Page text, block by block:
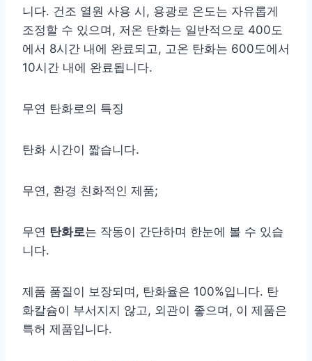
니다. 건조 열원 사용 시, 용광로 온도는 자유롭게
조정할 수 있으며, 저온 탄화는 일반적으로 400도
에서 8시간 내에 완료되고, 고온 탄화는 600도에서
10시간 내에 완료됩니다.
무연 탄화로의 특징
탄화 시간이 짧습니다.
무연, 환경 친화적인 제품;
무연 탄화로는 작동이 간단하며 한눈에 볼 수 있습
니다.
제품 품질이 보장되며, 탄화율은 100%입니다. 탄
화칼슘이 부서지지 않고, 외관이 좋으며, 이 제품은
특허 제품입니다.